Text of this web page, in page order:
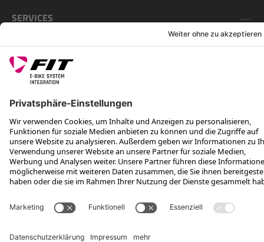
SERVICES
FOLGE UNS AUF
*Unverbindliche Preisempfehlung inkl. MwSt. zzgl. Versandkosten